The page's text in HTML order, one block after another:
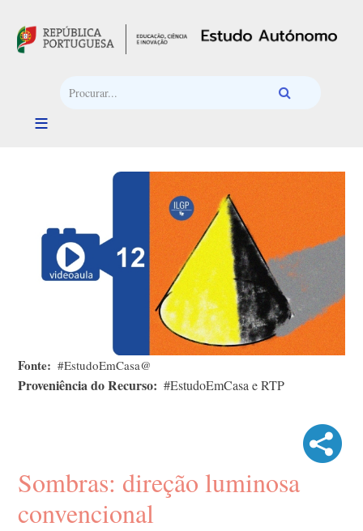
Fonte #EstudoEmCasa@
Proveniência do Recurso #EstudoEmCasa e RTP
Sombras: direção luminosa
convencional